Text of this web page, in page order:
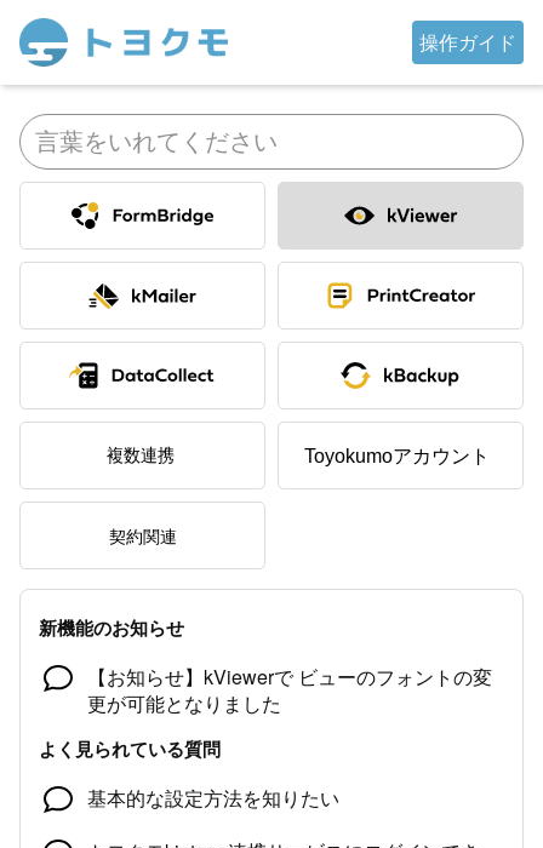
操作ガイド
FormBridge kViewer
kMailer PrintCreator
DataCollect kBackup
複数連携 TOYOKUMOkintoneapp
契約関連
新機能のお知らせ
【お知らせ】kViewerで ビューのフォントの変
更が可能となりました
よく見られている質問
基本的な設定方法を知りたい